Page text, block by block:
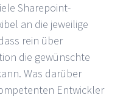
Sharepoint-
an die jeweilige
rein über
die gewünschte
Was darüber
Entwickler